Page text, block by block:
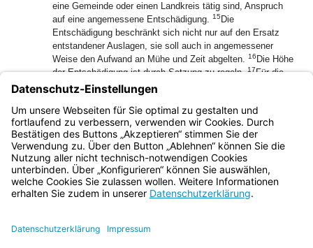
eine Gemeinde oder einen Landkreis tätig sind, Anspruch
auf eine angemessene Entschädigung. 15 Die
Entschädigung beschränkt sich nicht nur auf den Ersatz
entstandener Auslagen, sie soll auch in angemessener
Weise den Aufwand an Mühe und Zeit abgelten. 16 Die Höhe
der Entschädigung ist durch Satzung zu regeln.17Für die
notwendige Teilnahme an Sitzungen, Besprechungen und
anderen Veranstaltungen kann auch ein Ersatz des
Verdienstausfalls in Betracht kommen (vergleiche vor allem
Art. 20a Abs. 2 Nr. 1 GO, Art. 14a Abs. 2 Nr. 1 LKrO).
Bayern.de
BayernPortal
Impressum